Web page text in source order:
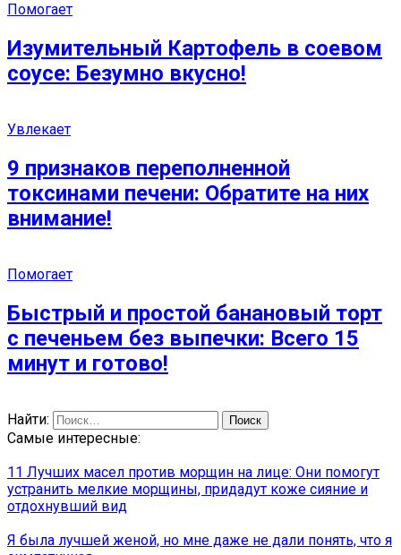
Помогает
Изумительный Картофель в соевом
соусе: Безумно вкусно!
Увлекает
9 признаков переполненной
токсинами печени: Обратите на них
внимание!
Помогает
Быстрый и простой банановый торт
с печеньем без выпечки: Всего 15
минут и готово!
Найти:
Самые интересные:
11 Лучших масел против морщин на лице: Они помогут
устранить мелкие морщины, придадут коже сияние и
отдохнувший вид
Я была лучшей женой, но мне даже не дали понять, что я